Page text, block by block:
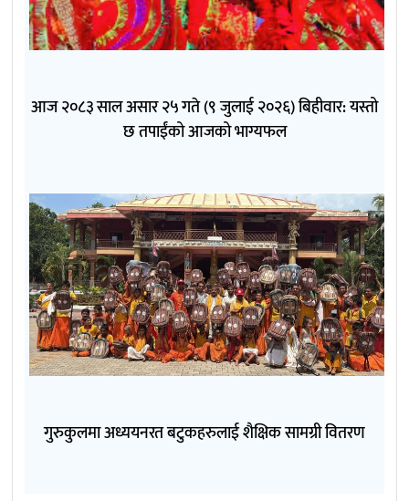
आज २०८३ साल असार २५ गते (९ जुलाई २०२६) बिहीवार: यस्तो
छ तपाईंको आजको भाग्यफल
गुरुकुलमा अध्ययनरत बटुकहरुलाई शैक्षिक सामग्री वितरण